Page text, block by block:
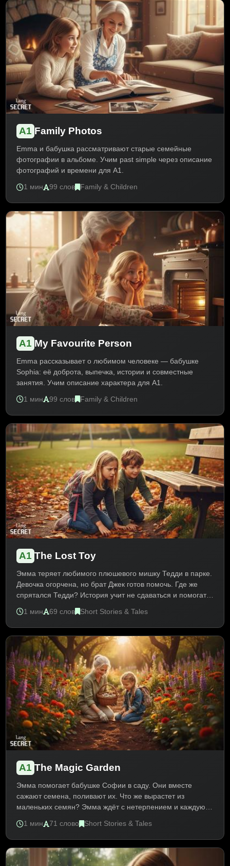
A1 Family Photos
Emma и бабушка рассматривают старые семейные
фотографии в альбоме. Учим past simple через описание
фотографий и времени для A1.
1 мин 99 слов Family & Children
A1 My Favourite Person
Emma рассказывает о любимом человеке — бабушке
Sophia: её доброта, выпечка, истории и совместные
занятия. Учим описание характера для A1.
1 мин 99 слов Family & Children
A1 The Lost Toy
Эмма теряет любимого плюшевого мишку Тедди в парке.
Девочка огорчена, но брат Джек готов помочь. Где же
спрятался Тедди? История учит не сдаваться и помогать
с переводом развивает базовую лексику про игрушки,
эмоции и семью. Практика Present Simple, конструкция
there is/there are.
1 мин 69 слов Short Stories & Tales
A1 The Magic Garden
Эмма помогает бабушке Софии в саду. Они вместе
сажают семена, поливают их. Что же вырастет из
маленьких семян? Эмма ждёт с нетерпением и каждую
английском про семью и природу знакомит с лексикой о
садоводстве, растениях и семейных традициях. Практика
Present Simple и Present Continuous.
1 мин 71 слово Short Stories & Tales